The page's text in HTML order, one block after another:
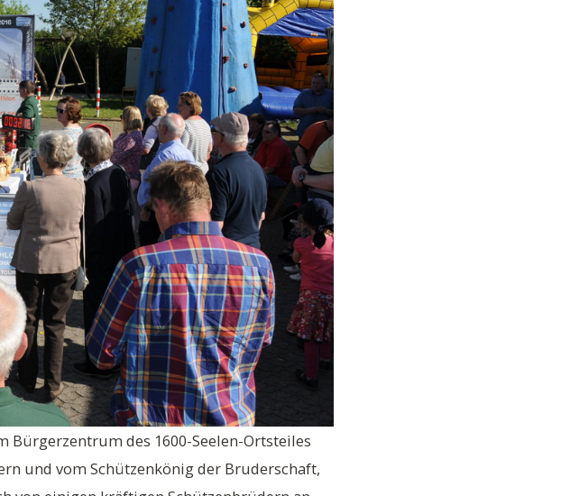
des 1600-Seelen-Ortsteiles
und vom Schützenkönig der Bruderschaft,